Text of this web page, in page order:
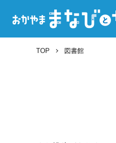
TOP 図書館